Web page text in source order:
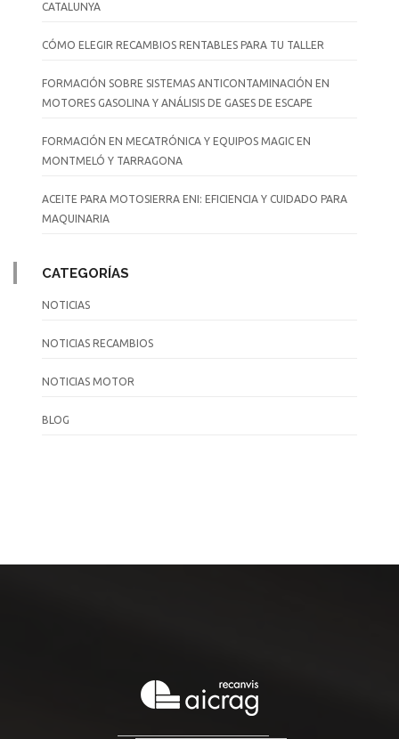
CATALUNYA
CÓMO ELEGIR RECAMBIOS RENTABLES PARA TU TALLER
FORMACIÓN SOBRE SISTEMAS ANTICONTAMINACIÓN EN
MOTORES GASOLINA Y ANÁLISIS DE GASES DE ESCAPE
FORMACIÓN EN MECATRÓNICA Y EQUIPOS MAGIC EN
MONTMELÓ Y TARRAGONA
ACEITE PARA MOTOSIERRA ENI: EFICIENCIA Y CUIDADO PARA
MAQUINARIA
CATEGORÍAS
NOTICIAS
NOTICIAS RECAMBIOS
NOTICIAS MOTOR
BLOG